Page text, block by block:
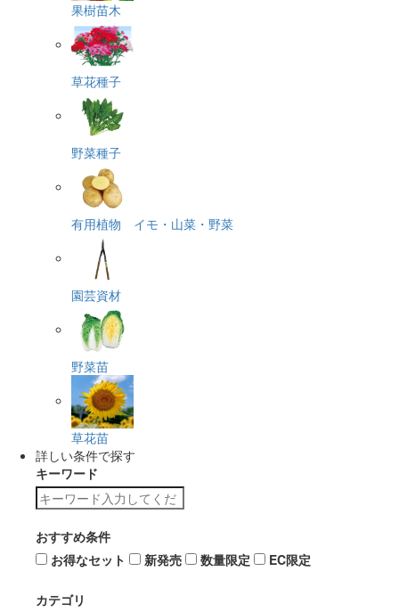
果樹苗木
草花種子
野菜種子
有用植物 イモ・山菜・野菜
園芸資材
野菜苗
草花苗
詳しい条件で探す
キーワード
おすすめ条件
お得なセット
新発売 数量限定 EC限定
カテゴリ